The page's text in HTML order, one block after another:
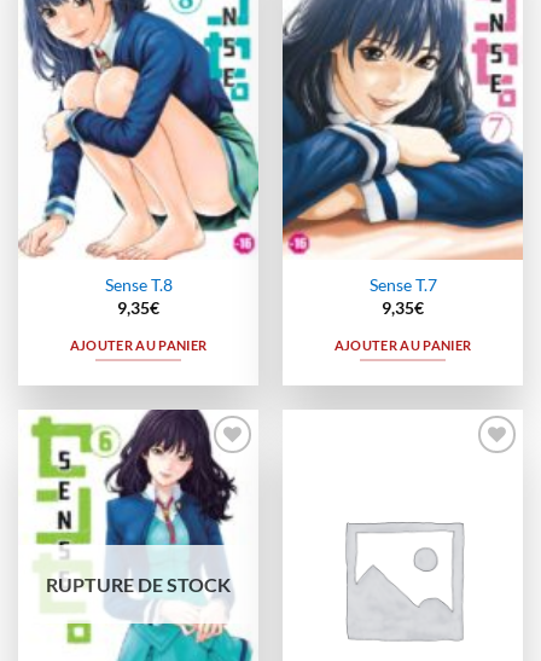
wishlist
Sense T.8
9,35€
AJOUTER AU PANIER
wishlist
Sense T.7
9,35€
AJOUTER AU PANIER
Ajouter
à la
wishlist
RUPTURE DE STOCK